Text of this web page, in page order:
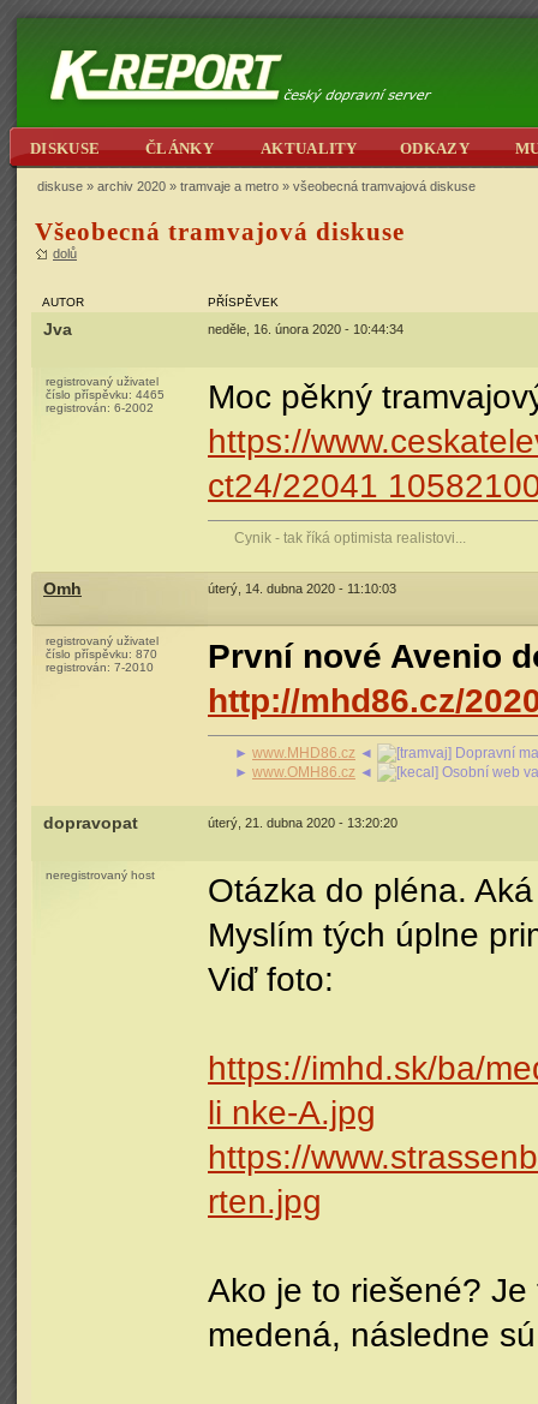
DISKUSE ČLÁNKY AKTUALITY ODKAZY
diskuse » archiv 2020 » tramvaje a metro » všeobecná tramvajová diskuse
Všeobecná tramvajová diskuse
dolů
AUTOR PŘÍSPĚVEK
Jva neděle, 16. února 2020 - 10:44:34
registrovaný uživatel
číslo příspěvku: 4465
registrován: 6-2002
Moc pěkný
https://
ct24/22041
Cynik - tak říká optimista realistovi...
Omh úterý, 14. dubna 2020 - 11:10:03
registrovaný uživatel
číslo příspěvku: 870
registrován: 7-2010
První nové Avenio
http://mhd86.cz/
► www.MHD86.cz ◄
Dopravní
► www.OMH86.cz ◄ Osobní web
dopravopat úterý, 21. dubna 2020 - 13:20:20
neregistrovaný host
Otázka do pléna.
Myslím tých úplne
Viď foto:
https://imhd.sk/ba/
li nke-A.jpg
https://
rten.jpg
Ako je to riešené?
medená, následne